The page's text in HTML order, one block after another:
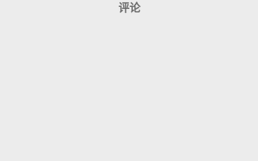
评论